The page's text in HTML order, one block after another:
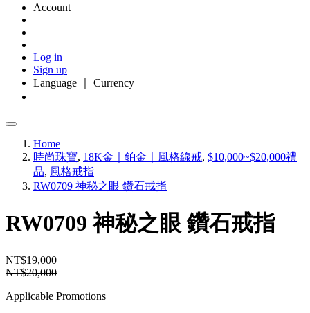
Account
Log in
Sign up
Language ｜ Currency
Home
時尚珠寶, 18K金｜鉑金｜風格線戒, $10,000~$20,000禮
品, 風格戒指
RW0709 神秘之眼 鑽石戒指
RW0709 神秘之眼 鑽石戒指
NT$19,000
NT$20,000
Applicable Promotions